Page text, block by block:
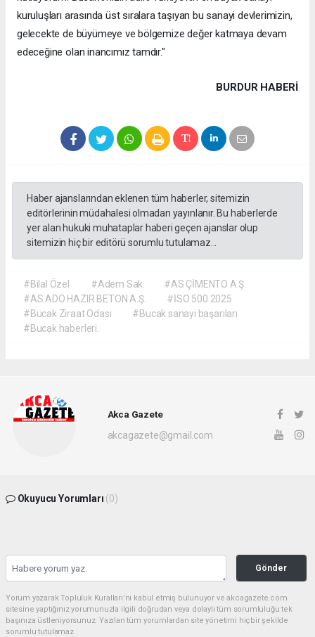
kuruluşları arasında üst sıralara taşıyan bu sanayi devlerimizin,
gelecekte de büyümeye ve bölgemize değer katmaya devam
edeceğine olan inancımız tamdır."
BURDUR HABERİ
Haber ajanslarından eklenen tüm haberler, sitemizin
editörlerinin müdahalesi olmadan yayınlanır. Bu haberlerde
yer alan hukuki muhataplar haberi geçen ajanslar olup
sitemizin hiç bir editörü sorumlu tutulamaz...
#Bilal Özel #Adem Sak
#AS ÇİMENTO A.Ş.
#AS ADO HAZIR BETON A.Ş.
#İSO 500 2025
#Bucak Ziraat Odası
#Bucak sanayi başarıları
#Bucak haberleri.
Akca Gazete
akcagazete@gmail.com
Okuyucu Yorumları (0)
Gönder
Yorum yazarak Topluluk Kuralları’nı kabul etmiş bulunuyor ve akcagazete.com
sitesine yaptığınız yorumunuzla ilgili doğrudan veya dolaylı tüm sorumluluğu tek
başınıza üstleniyorsunuz. Yazılan tüm yorumlardan site yönetimi hiçbir şekilde
sorumlu tutulamaz.